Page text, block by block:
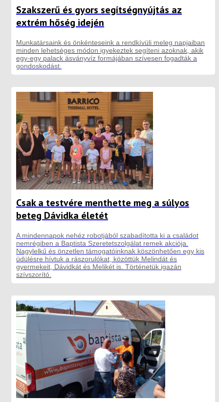
Szakszerű és gyors segítségnyújtás az
extrém hőség idején
Munkatársaink és önkénteseink a rendkívüli meleg napjaiban
minden lehetséges módon igyekeztek segíteni azoknak, akik
egy-egy palack ásványvíz formájában szívesen fogadták a
gondoskodást.
Csak a testvére menthette meg a súlyos
beteg Dávidka életét
A mindennapok nehéz robotjából szabadította ki a családot
nemrégiben a Baptista Szeretetszolgálat remek akciója.
Nagylelkű és önzetlen támogatóinknak köszönhetően egy kis
üdülésre hívtuk a rászorulókat, közöttük Melindát és
gyermekeit, Dávidkát és Melikét is. Történetük igazán
szívszorító.